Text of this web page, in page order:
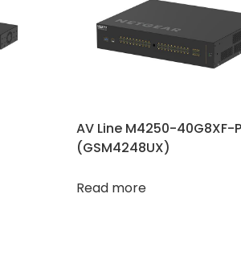
AV Line M4250-40G8XF-
(GSM4248UX)
Read more